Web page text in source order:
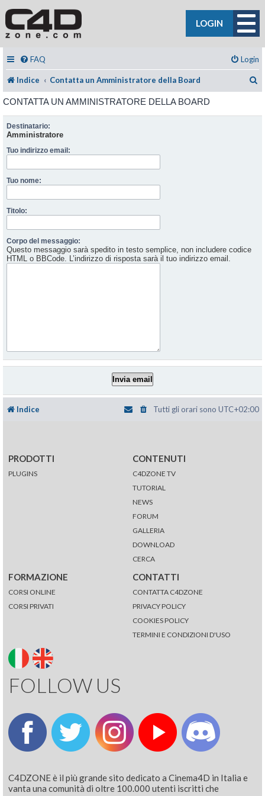
LOGIN
FAQ Login
Indice Contatta un Amministratore della Board
CONTATTA UN AMMINISTRATORE DELLA BOARD
Destinatario:
Amministratore
Tuo indirizzo email:
Tuo nome:
Titolo:
Corpo del messaggio:
Questo messaggio sarà spedito in testo semplice, non includere codice
HTML o BBCode. L’indirizzo di risposta sarà il tuo indirizzo email.
Indice Tutti gli orari sono UTC+02:00
PRODOTTI
PLUGINS
CONTENUTI
C4DZONE TV
TUTORIAL
NEWS
FORUM
GALLERIA
DOWNLOAD
CERCA
FORMAZIONE
CORSI ONLINE
CORSI PRIVATI
CONTATTI
CONTATTA C4DZONE
PRIVACY POLICY
COOKIES POLICY
TERMINI E CONDIZIONI D'USO
FOLLOW US
C4DZONE è il più grande sito dedicato a Cinema4D in Italia e
vanta una comunità di oltre 100.000 utenti iscritti che